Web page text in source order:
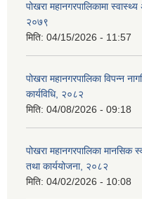
पोखरा महानगरपालिकामा
२०७९
मिति: 04/15/2026 - 11:57
पोखरा महानगरपालिका विपन्न
कार्यविधि, २०८२
मिति: 04/08/2026 - 09:18
पोखरा महानगरपालिका मानसिक
तथा कार्ययोजना, २०८२
मिति: 04/02/2026 - 10:08